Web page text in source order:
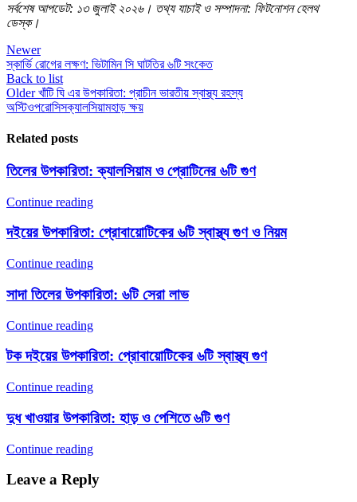
সর্বশেষ আপডেট: ১৩ জুলাই ২০২৬। তথ্য যাচাই ও সম্পাদনা: ফিটনোশন হেলথ
ডেস্ক।
Newer
স্কার্ভি রোগের লক্ষণ: ভিটামিন সি ঘাটতির ৬টি সংকেত
Back to list
Older খাঁটি ঘি এর উপকারিতা: প্রাচীন ভারতীয় স্বাস্থ্য রহস্য
অস্টিওপরোসিসক্যালসিয়ামহাড় ক্ষয়
Related posts
তিলের উপকারিতা: ক্যালসিয়াম ও প্রোটিনের ৬টি গুণ
Continue reading
দইয়ের উপকারিতা: প্রোবায়োটিকের ৬টি স্বাস্থ্য গুণ ও নিয়ম
Continue reading
সাদা তিলের উপকারিতা: ৬টি সেরা লাভ
Continue reading
টক দইয়ের উপকারিতা: প্রোবায়োটিকের ৬টি স্বাস্থ্য গুণ
Continue reading
দুধ খাওয়ার উপকারিতা: হাড় ও পেশিতে ৬টি গুণ
Continue reading
Leave a Reply